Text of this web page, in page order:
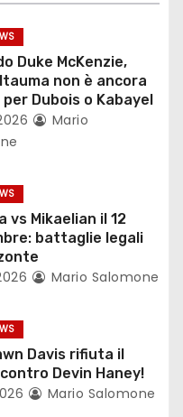
Duke McKenzie,
non è ancora
Dubois o Kabayel
Mario
vs Mikaelian il 12
battaglie legali
Mario Salomone
Davis rifiuta il
Devin Haney!
Mario Salomone